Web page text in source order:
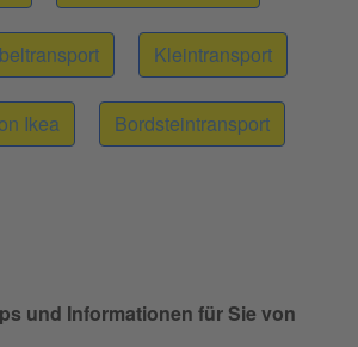
Kleintransport
Ikea Bordsteintransport
und Informationen für Sie von